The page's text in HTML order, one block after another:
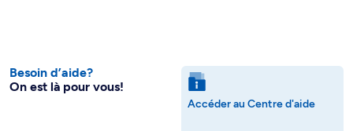
Besoin d’aide?
On est là pour vous!
Accéder au Centre d'aide